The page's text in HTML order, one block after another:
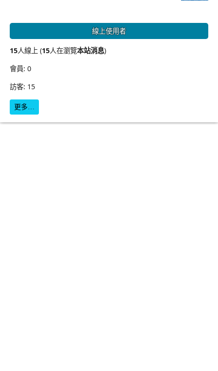
線上使用者
15人線上 (15人在瀏覽本站消息)
會員: 0
訪客: 15
更多…